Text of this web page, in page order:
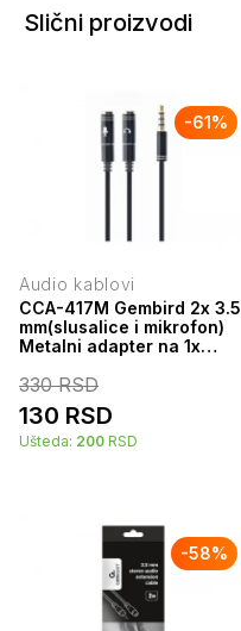
Slični proizvodi
-61%
Audio kablovi
CCA-417M Gembird 2x 3.5
mm(slusalice i mikrofon)
Metalni adapter na 1x
crn
330RSD
130 RSD
Ušteda: 200 RSD
-58%